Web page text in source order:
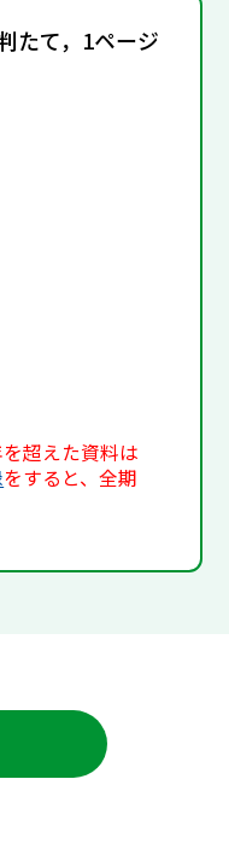
たて，1ページ
超えた資料は
をすると、全期